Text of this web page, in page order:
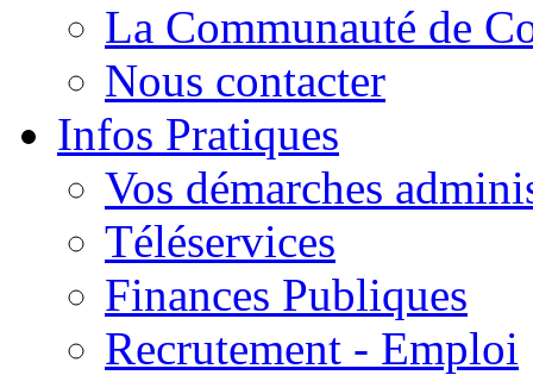
La Communauté de
Nous contacter
Infos Pratiques
Vos démarches
Téléservices
Finances Publiques
Recrutement - Emploi